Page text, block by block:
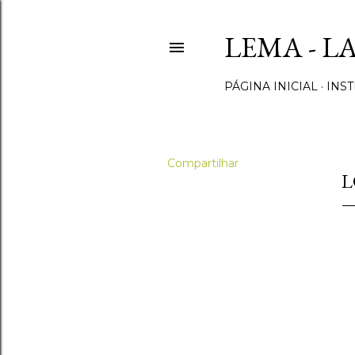
LEMA -
PÁGINA INICIAL
Compartilhar